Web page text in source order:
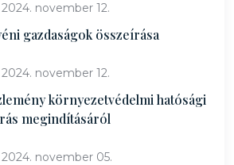
2024. november 12.
gazdaságok összeírása
2024. november 12.
környezetvédelmi hatósági
megindításáról
2024. november 05.